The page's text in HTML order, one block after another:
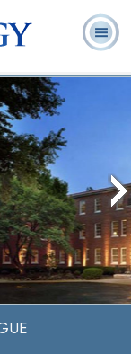
Domande
ricorrenti
per un’istruzione e
migliori
Guarda i video